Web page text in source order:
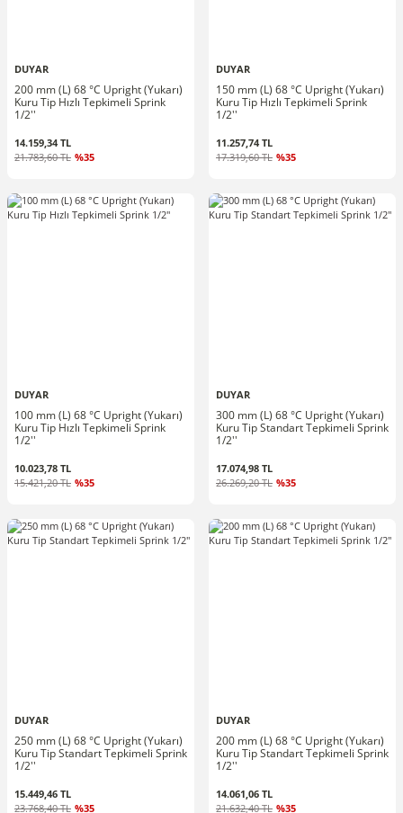
DUYAR
200 mm (L) 68 °C Upright (Yukarı)
Kuru Tip Hızlı Tepkimeli Sprink
1/2''
14.159,34 TL
21.783,60 TL %35
DUYAR
150 mm (L) 68 °C Upright (Yukarı)
Kuru Tip Hızlı Tepkimeli Sprink
1/2''
11.257,74 TL
17.319,60 TL %35
DUYAR
100 mm (L) 68 °C Upright (Yukarı)
Kuru Tip Hızlı Tepkimeli Sprink
1/2''
10.023,78 TL
15.421,20 TL %35
DUYAR
300 mm (L) 68 °C Upright (Yukarı)
Kuru Tip Standart Tepkimeli Sprink
1/2''
17.074,98 TL
26.269,20 TL %35
DUYAR
250 mm (L) 68 °C Upright (Yukarı)
Kuru Tip Standart Tepkimeli Sprink
1/2''
15.449,46 TL
23.768,40 TL %35
DUYAR
200 mm (L) 68 °C Upright (Yukarı)
Kuru Tip Standart Tepkimeli Sprink
1/2''
14.061,06 TL
21.632,40 TL %35